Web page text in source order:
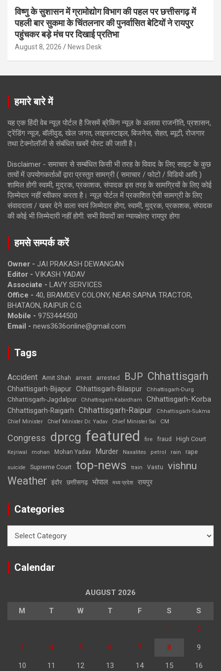
विष्णु के सुशासन में ग्रामोद्योग विभाग की पहल पर छत्तीसगढ़ में
पहली बार सुकमा के चिंतलनार की पुनर्वासित बेटियों ने रायपुर
पहुंचकर बड़े मंच पर दिखाई प्रतिभा
August 8, 2026 News Desk
हमारे बारे में
यह एक हिंदी वेब न्यूज़ पोर्टल है जिसमें ब्रेकिंग न्यूज़ के अलावा राजनीति, प्रशासन,
ट्रेंडिंग न्यूज, बॉलीवुड, खेल जगत, लाइफस्टाइल, बिजनेस, सेहत, ब्यूटी, रोजगार
तथा टेक्नोलॉजी से संबंधित खबरें पोस्ट की जाती है।
Disclaimer - समाचार से सम्बंधित किसी भी तरह के विवाद के लिए साइट के कुछ
तत्वों में उपयोगकर्ताओं द्वारा प्रस्तुत सामग्री ( समाचार / फोटो / विडियो आदि )
शामिल होगी स्वामी, मुद्रक, प्रकाशक, संपादक इस तरह के सामग्रियों के लिए कोई
ज़िम्मेदार नहीं स्वीकार करता है। न्यूज़ पोर्टल में प्रकाशित ऐसी सामग्री के लिए
संवाददाता / खबर देने वाला स्वयं जिम्मेदार होगा, स्वामी, मुद्रक, प्रकाशक, संपादक
की कोई भी जिम्मेदारी नहीं होगी. सभी विवादों का न्यायक्षेत्र रायपुर होगा
हमसे सम्पर्क करें
Owner - JAI PRAKASH DEWANGAN
Editor - VIKASH YADAV
Associate - LAVY SERVICES
Office - 40, BRAMDEV COLONY, NEAR SAPNA TRACTOR,
BHATAON, RAIPUR C.G.
Mobile - 9753444500
Email - news3636online@gmail.com
Tags
Accident Amit Shah arrest arrested BJP Chhattisgarh
Chhattisgarh-Bijapur Chhattisgarh-Bilaspur Chhattisgarh-Durg
Chhattisgarh-Jagdalpur Chhattisgarh-Kabirdham Chhattisgarh-Korba
Chhattisgarh-Raigarh Chhattisgarh-Raipur
Chhattisgarh-Sukma
Chief Minister
Chief Minister Dr. Yadav Chief Minister Sai CM
Congress dprcg featured fire fraud High Court
Kejriwal mohan Mohan Yadav Murder Naxalites petrol rain rape
suicide Supreme Court top-news train Vastu vishnu
Weather इंदौर छत्तीसगढ़ भोपाल मध्य प्रदेश रायपुर
Categories
Calendar
AUGUST 2026
M T W T F S S
1 2
3 4 5 6 7 8 9
10 11 12 13 14 15 16